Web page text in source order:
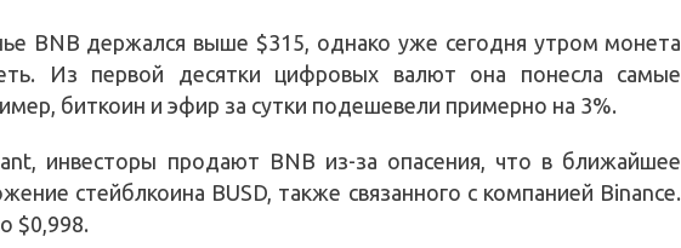
BNB держался выше $315, однако уже сегодня утром монета
Из первой десятки цифровых валют она понесла самые
биткоин и эфир за сутки подешевели примерно на 3%.
инвесторы продают BNB из-за опасения, что в ближайшее
стейблкоина BUSD, также связанного с компанией Binance.
$0,998.